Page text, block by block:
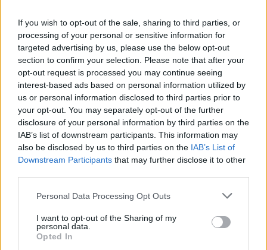
If you wish to opt-out of the sale, sharing to third parties, or
processing of your personal or sensitive information for
targeted advertising by us, please use the below opt-out
section to confirm your selection. Please note that after your
opt-out request is processed you may continue seeing
interest-based ads based on personal information utilized by
us or personal information disclosed to third parties prior to
your opt-out. You may separately opt-out of the further
disclosure of your personal information by third parties on the
IAB’s list of downstream participants. This information may
also be disclosed by us to third parties on the IAB’s List of
Downstream Participants that may further disclose it to other
Personal Data Processing Opt Outs
I want to opt-out of the Sharing of my
personal data.
Opted In
pályakezdés
KSH
átlagkereset